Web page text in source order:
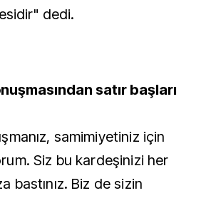
dedi.
satır başları
samimiyetiniz için
Siz bu kardeşinizi her
bastınız. Biz de sizin